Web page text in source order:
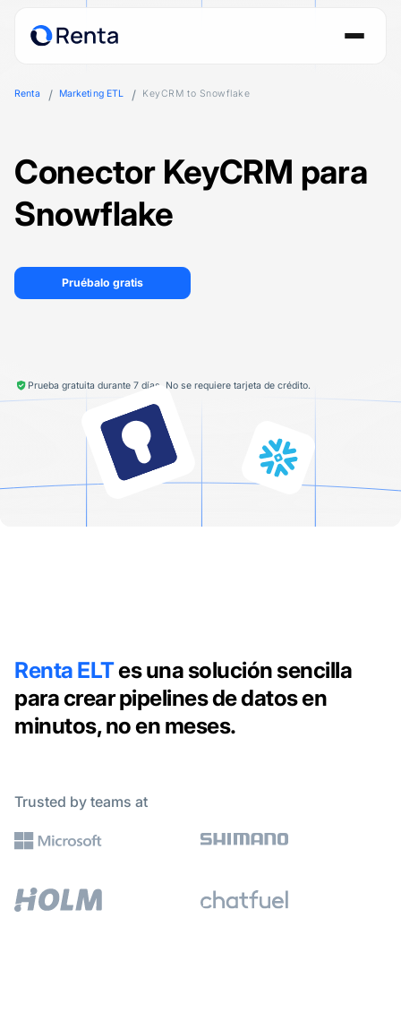
Renta Marketing ETL KeyCRM to Snowflake
Conector KeyCRM para
Snowflake
Pruébalo gratis
Prueba gratuita durante 7 días. No se requiere tarjeta de crédito.
Renta ELTes una solución sencilla
para crear pipelines de datos en
minutos, no en meses.
Trusted by teams at